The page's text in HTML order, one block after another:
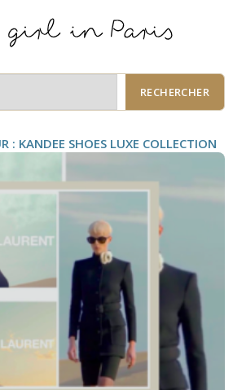
RECHERCHER
: KANDEE SHOES LUXE COLLECTION